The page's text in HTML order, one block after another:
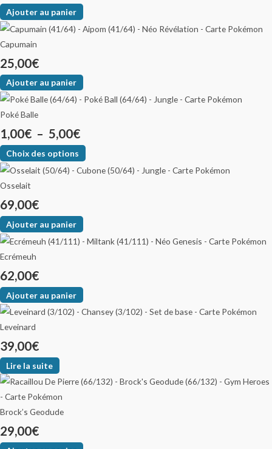
Ajouter au panier
Capumain
25,00€
Ajouter au panier
Poké Balle
1,00€ – 5,00€
Choix des options
Osselait
69,00€
Ajouter au panier
Ecrémeuh
62,00€
Ajouter au panier
Leveinard
39,00€
Lire la suite
Brock’s Geodude
29,00€